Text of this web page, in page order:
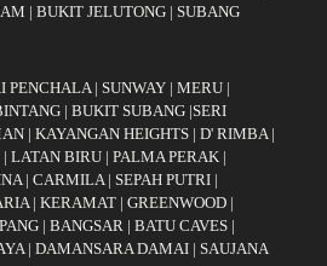
| BUKIT JELUTONG | SUBANG
PENCHALA| SUNWAY | MERU |
| BUKIT SUBANG |SERI
| KAYANGAN HEIGHTS | D' RIMBA|
| LATAN BIRU | PALMA PERAK |
| CARMILA| SEPAH PUTRI |
| KERAMAT | GREENWOOD |
| BANGSAR | BATU CAVES |
| DAMANSARA DAMAI | SAUJANA